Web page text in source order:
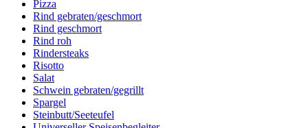
Pizza
Rind gebraten/geschmort
Rind geschmort
Rind roh
Rindersteaks
Risotto
Salat
Schwein gebraten/gegrillt
Spargel
Steinbutt/Seeteufel